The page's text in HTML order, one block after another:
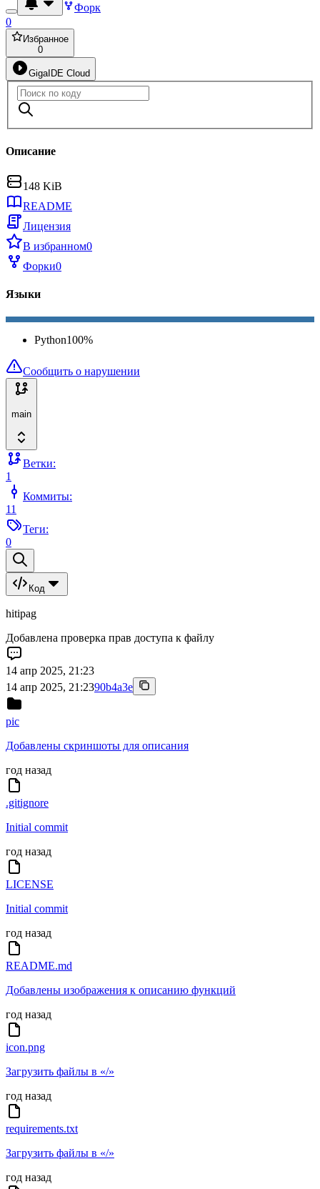
Форк
0
Избранное
0
GigaIDE Cloud
Описание
148 KiB
README
Лицензия
В избранном0
Форки0
Языки
Python100%
Сообщить о нарушении
main
Ветки:
1
Коммиты:
11
Теги:
0
Код
hitipag
Добавлена проверка прав доступа к файлу
14 апр 2025, 21:23
14 апр 2025, 21:2390b4a3e
pic
Добавлены скриншоты для описания
год назад
.gitignore
Initial commit
год назад
LICENSE
Initial commit
год назад
README.md
Добавлены изображения к описанию функций
год назад
icon.png
Загрузить файлы в «/»
год назад
requirements.txt
Загрузить файлы в «/»
год назад